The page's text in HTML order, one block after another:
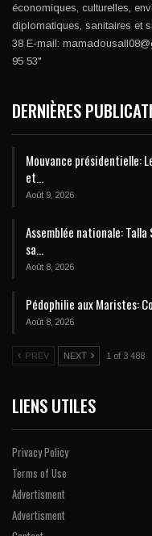
économiques, culturelles,
diplomatiques, sanitaires et
38 E-mail:
95 53"
DERNIÈRES
Mouvance présidentielle:
et…
Août 9, 2026
Assemblée nationale: Talla
sa…
Août 8, 2026
Pédophilie aux Maristes:
Août 8, 2026
PREV NEXT 1 of 3 488
LIENS UTILES
Privacy Policy
Terms of Use
Advertisment
Advertisment